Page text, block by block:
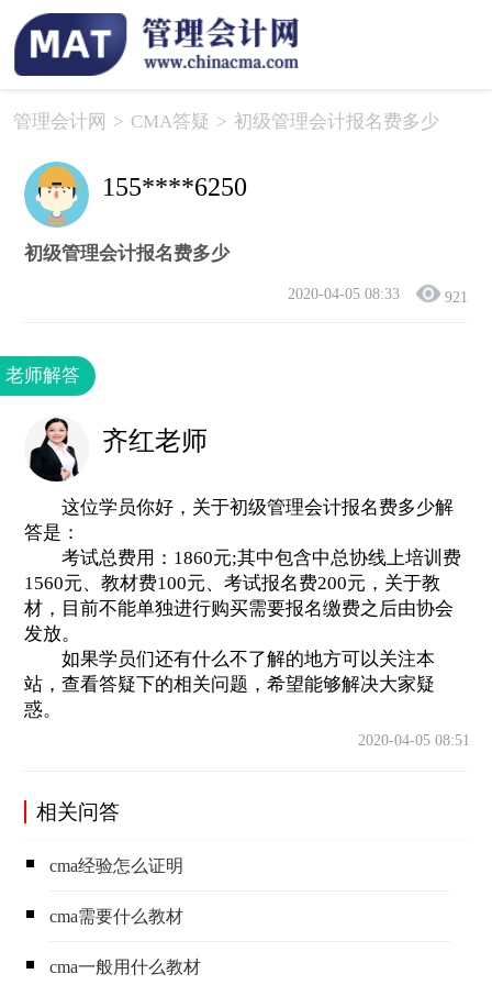
管理会计网 > CMA答疑 > 初级管理会计报名费多少
155****6250
初级管理会计报名费多少
2020-04-05 08:33 921
老师解答
齐红老师
这位学员你好，关于初级管理会计报名费多少解
答是：
考试总费用：1860元;其中包含中总协线上培训费
1560元、教材费100元、考试报名费200元，关于教
材，目前不能单独进行购买需要报名缴费之后由协会
发放。
如果学员们还有什么不了解的地方可以关注本
站，查看答疑下的相关问题，希望能够解决大家疑
惑。
2020-04-05 08:51
相关问答
cma经验怎么证明
cma需要什么教材
cma一般用什么教材